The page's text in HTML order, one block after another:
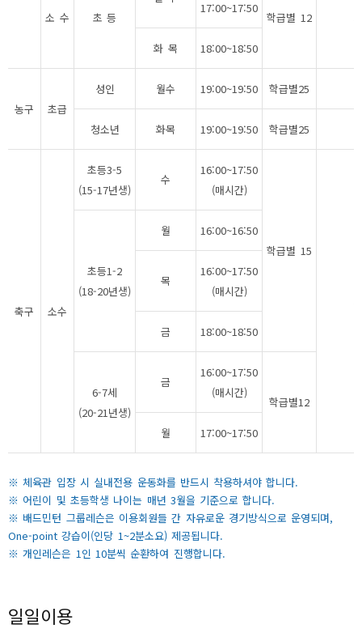
소 수 초 등
17:00~17:50
학급별 12
화 목
18:00~18:50
농구 초급
성인 월수 19:00~19:50 학급별25
청소년 화목 19:00~19:50 학급별25
축구 소수
초등3-5
(15-17년생)
수
16:00~17:50
(매시간)
학급별 15
초등1-2
(18-20년생)
월 16:00~16:50
목
16:00~17:50
(매시간)
금 18:00~18:50
6-7세
(20-21년생)
금
16:00~17:50
(매시간)
학급별12
월
17:00~17:50
※ 체육관 입장 시 실내전용 운동화를 반드시 착용하셔야 합니다.
※ 어린이 및 초등학생 나이는 매년 3월을 기준으로 합니다.
※ 배드민턴 그룹레슨은 이용회원들 간 자유로운 경기방식으로 운영되며,
One-point 강습이(인당 1~2분소요) 제공됩니다.
※ 개인레슨은 1인 10분씩 순환하여 진행합니다.
일일이용